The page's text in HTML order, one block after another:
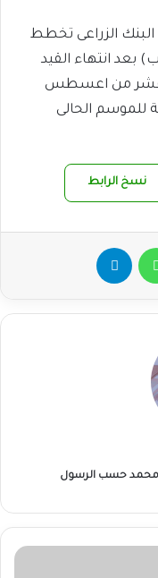
البنك الزراعى تخطط
بعد انتهاء القيد
عشر من اعسطس
للموسم الحالى
نسخ الرابط
واتساب
محمد حسب الرسول